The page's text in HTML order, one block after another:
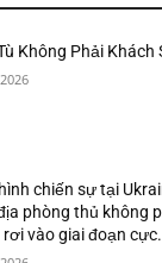
Không Phải Khách
chiến sự tại
phòng thủ không
rơi vào giai đoạn